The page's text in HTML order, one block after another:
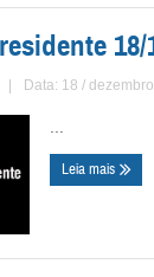
18/
Data: 18 /
...
Leia mais